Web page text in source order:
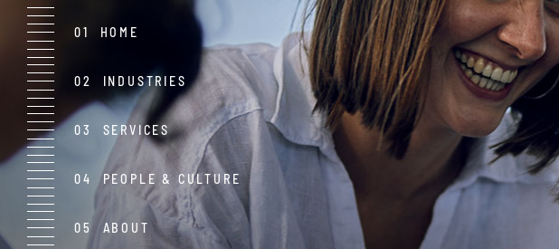
HOME
INDUSTRIES
SERVICES
PEOPLE & CULTURE
ABOUT